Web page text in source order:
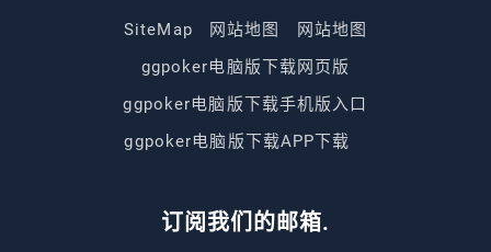
SiteMap 网站地图
网站地图
ggpoker电脑版下载网页版
ggpoker电脑版下载手机版入口
ggpoker电脑版下载APP下载
订阅我们的邮箱.